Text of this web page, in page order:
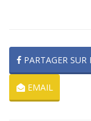
PARTAGER SUR
EMAIL